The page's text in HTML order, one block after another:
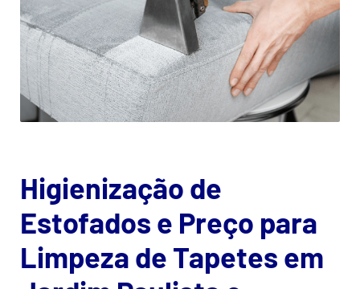
Higienização de
Estofados e Preço para
Limpeza de Tapetes em